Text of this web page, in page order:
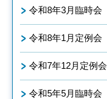
令和8年3月臨時会
令和8年1月定例会
令和7年12月定例会
令和5年5月臨時会